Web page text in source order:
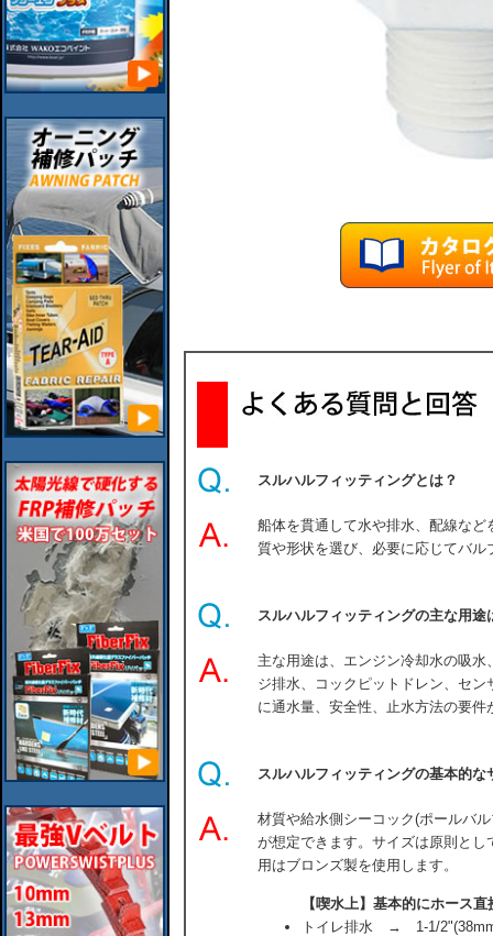
スルハルフィッティングとは？
船体を貫通して水や排水、配線な
質や形状を選び、必要に応じてバル
スルハルフィッティングの主な用途
主な用途は、エンジン冷却水の吸
ジ排水、コックピットドレン、セ
に通水量、安全性、止水方法の要件
スルハルフィッティングの基本的な
材質や給水側シーコック(ポールバ
が想定できます。サイズは原則と
用はブロンズ製を使用します。
【喫水上】基本的にホース直
トイレ排水 → 1-1/